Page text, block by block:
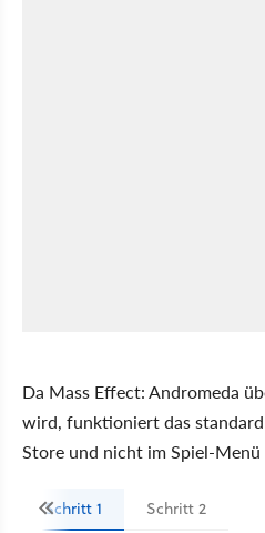
Da Mass Effect: Andromeda
wird, funktioniert das
Store und nicht im Spiel-Menü
Schritt 1 Schritt 2